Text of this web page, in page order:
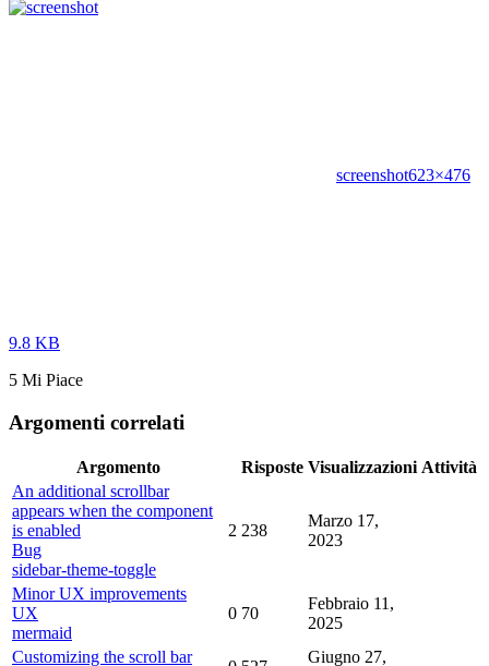
screenshot623×476
9.8 KB
5 Mi Piace
Argomenti correlati
Argomento Risposte Visualizzazioni Attività
An additional scrollbar
appears when the component
is enabled
Bug
sidebar-theme-toggle
2 238
Marzo 17,
2023
Minor UX improvements
UX
mermaid
0 70
Febbraio 11,
2025
Customizing the scroll bar
Giugno 27,